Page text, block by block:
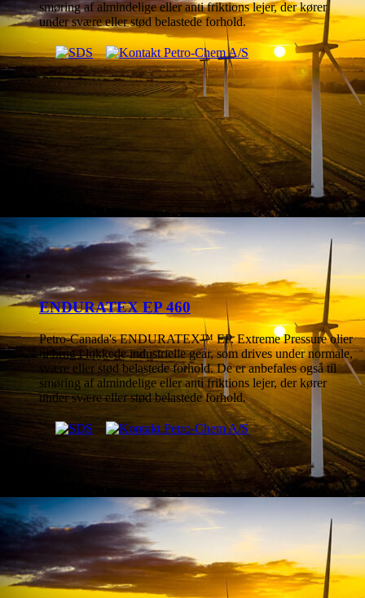
smøring af almindelige eller anti friktions lejer, der kører
under svære eller stød belastede forhold.
ENDURATEX EP 460
Petro-Canada's ENDURATEX™ EP. Extreme Pressure olier
til brug i lukkede industrielle gear, som drives under normale,
svære eller stød belastede forhold. De er anbefales også til
smøring af almindelige eller anti friktions lejer, der kører
under svære eller stød belastede forhold.